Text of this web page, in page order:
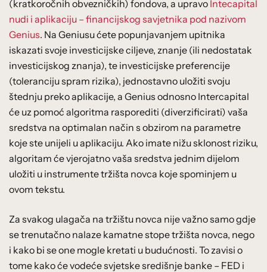
(kratkoročnih obvezničkih) fondova, a upravo Intecapital
nudi i aplikaciju – financijskog savjetnika pod nazivom
Genius. Na Geniusu ćete popunjavanjem upitnika
iskazati svoje investicijske ciljeve, znanje (ili nedostatak
investicijskog znanja), te investicijske preferencije
(toleranciju spram rizika), jednostavno uložiti svoju
štednju preko aplikacije, a Genius odnosno Intercapital
će uz pomoć algoritma rasporediti (diverzificirati) vaša
sredstva na optimalan način s obzirom na parametre
koje ste unijeli u aplikaciju. Ako imate nižu sklonost riziku,
algoritam će vjerojatno vaša sredstva jednim dijelom
uložiti u instrumente tržišta novca koje spominjem u
ovom tekstu.
Za svakog ulagača na tržištu novca nije važno samo gdje
se trenutačno nalaze kamatne stope tržišta novca, nego
i kako bi se one mogle kretati u budućnosti. To zavisi o
tome kako će vodeće svjetske središnje banke – FED i